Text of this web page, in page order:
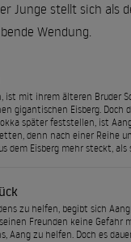
Junge stellt sich als
Wendung.
ist mit ihrem älteren Bruder
gigantischen Eisberg.
später feststellen, ist
denn nach einer Reihe
dem Eisberg mehr steckt,
zu helfen, begibt sich
Freunden keine
Aang zu helfen. Doch es